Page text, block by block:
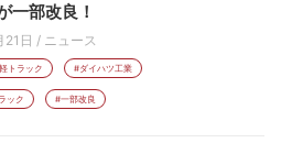
一部改良！
日 / ニュース
トラック #ダイハツ工業
ック #一部改良